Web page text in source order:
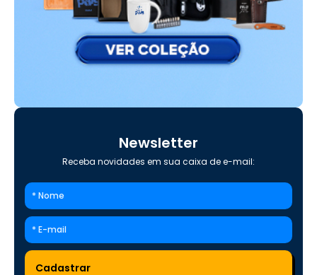
Newsletter
Receba novidades em sua caixa de e-mail: